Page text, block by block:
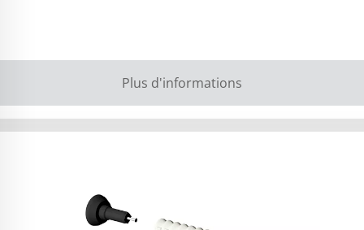
Plus d'informations